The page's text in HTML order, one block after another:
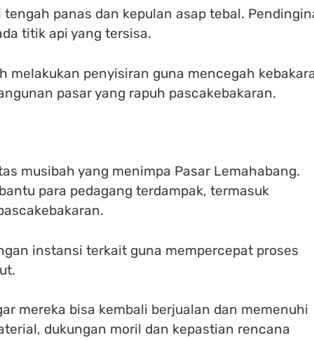
panas dan kepulan asap tebal.
titik api yang tersisa.
melakukan penyisiran guna mencegah
pasar yang rapuh pascakebakaran.
musibah yang menimpa Pasar Lemahabang.
para pedagang terdampak, termasuk
instansi terkait guna mempercepat proses
mereka bisa kembali berjualan dan memenuhi
dukungan moril dan kepastian rencana